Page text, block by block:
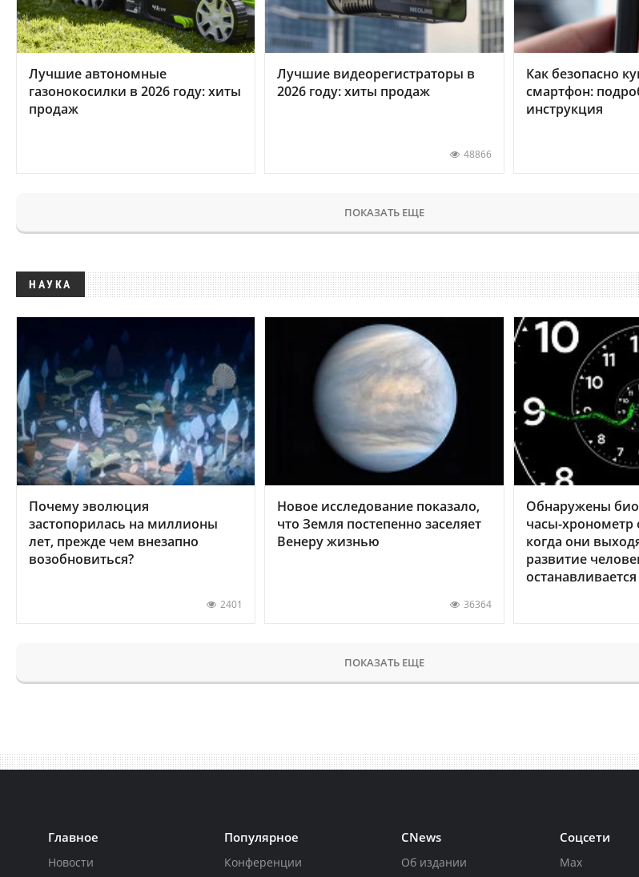
Лучшие автономные
газонокосилки в 2026 году: хиты
продаж
Лучшие видеорегистраторы в
2026 году: хиты продаж
48866
Как безопасно
смартфон:
инструкция
ПОКАЗАТЬ ЕЩЕ
НАУКА
Почему эволюция
застопорилась на миллионы
лет, прежде чем внезапно
возобновиться?
2401
Новое исследование показало,
что Земля постепенно заселяет
Венеру жизнью
36364
Обнаружены
часы-
когда они
развитие
останавливается
ПОКАЗАТЬ ЕЩЕ
Главное
Новости
Популярное
Конференции
CNews
Об издании
Соцсети
Max